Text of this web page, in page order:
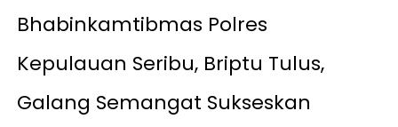
Bhabinkamtibmas Polres
Kepulauan Seribu, Briptu Tulus,
Galang Semangat Sukseskan